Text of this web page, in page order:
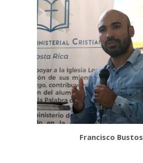
Francisco Bustos